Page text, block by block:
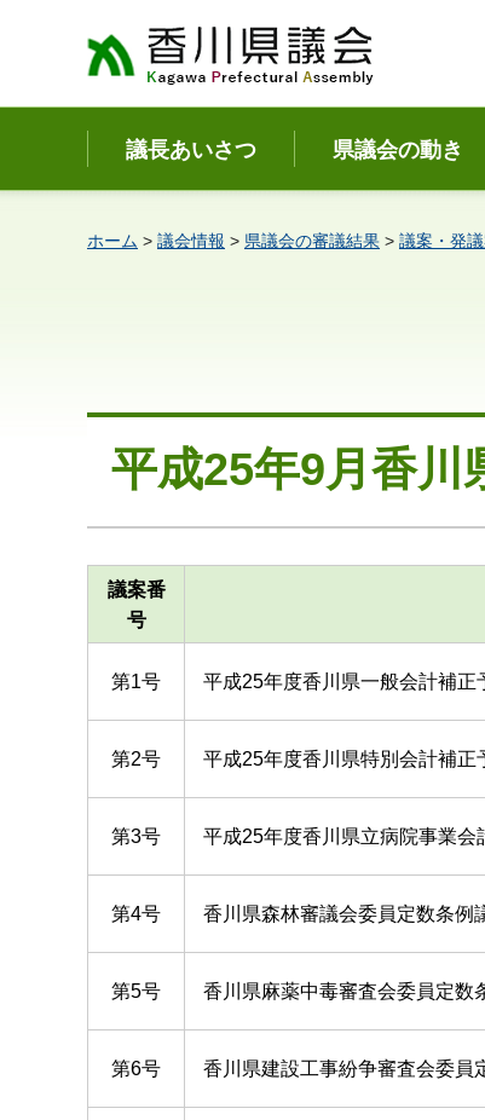
香川県議会
議長あいさつ 県議会の動き
ホーム > 議会情報 > 県議会の審議結果 > 議案・発
平成25年9月香川
議案番
号
第1号 平成25年度香川県一般会計補正
第2号 平成25年度香川県特別会計補正
第3号 平成25年度香川県立病院事業会
第4号 香川県森林審議会委員定数条例
第5号 香川県麻薬中毒審査会委員定数
第6号 香川県建設工事紛争審査会委員